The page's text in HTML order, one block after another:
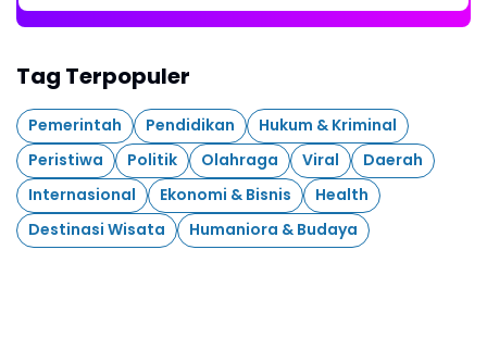
Tag Terpopuler
Pemerintah Pendidikan
Hukum & Kriminal
Peristiwa
Politik Olahraga Viral
Daerah
Internasional
Ekonomi & Bisnis
Health
Destinasi Wisata
Humaniora & Budaya